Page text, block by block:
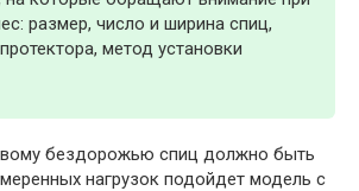
размер, число и ширина спиц,
метод установки
бездорожью спиц должно быть
нагрузок подойдет модель с